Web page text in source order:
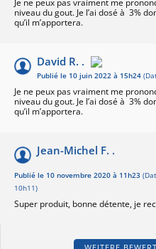
Je ne peux pas vraiment me
niveau du gout. Je l’ai dosé à 3%
qu’il m’apportera.
David R. .
Publié le 10 juin 2022 à 15h24
Je ne peux pas vraiment me
niveau du gout. Je l’ai dosé à 3%
qu’il m’apportera.
Jean-Michel F. .
Publié le 10 novembre 2020 à 11h23
10h11)
Super produit, bonne détente, je